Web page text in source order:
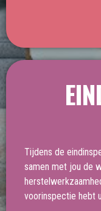
Tijdens de
samen met jou de
voorinspectie hebt